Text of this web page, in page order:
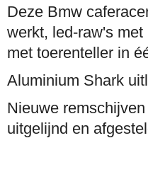
Deze Bmw
werkt, led-raw's
met toerenteller in
Aluminium Shark
Nieuwe
uitgelijnd en